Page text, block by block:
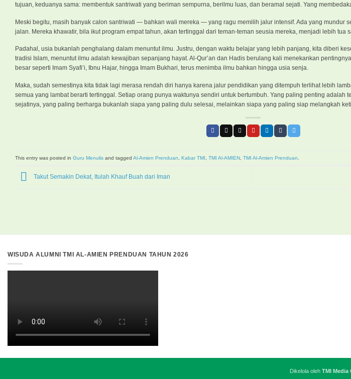
tujuan, keduanya sama: membentuk santriwati yang beriman sempurna, berilmu luas, dan beramal sejati. Yang
Meski begitu, masih banyak calon santriwati — bahkan wali mereka — yang ragu memilih jalur intensif. Ada yang mundur
jalan. Mereka khawatir, bila ikut program empat tahun, akan tertinggal dari teman-teman seusia mereka, menjadi lebih tua
Padahal, usia bukanlah penghalang dalam menuntut ilmu. Justru, dengan waktu belajar yang lebih panjang, kita diberi
tradisi Islam, menuntut ilmu adalah kewajiban sepanjang hayat. Al-Qur’an dan Hadis berulang kali menekankan
besar seperti Imam Syafi’i, Ibnu Hajar, hingga Imam Bukhari, terus menimba ilmu bahkan hingga usia senja.
Maka, sudah semestinya kita tidak lagi merasa rendah diri hanya karena jalur pendidikan yang ditempuh terlihat lebih
semua yang lambat berarti tertinggal. Setiap orang punya waktunya sendiri untuk bertumbuh. Yang paling penting adalah
sejatinya, yang paling berharga bukanlah siapa yang paling dulu selesai, melainkan siapa yang paling siap melangkah
This entry was posted in Guru Menulis and tagged Al-Amien Prenduan Kabar TMI TMI Al-AMIEN TMI Al-Amien Prenduan
Takut Semakin Dekat, Itulah Khauf Buah dari Iman
WISUDA ALUMNI TMI AL-AMIEN PRENDUAN TAHUN 2026
Dikelola oleh TMI Media